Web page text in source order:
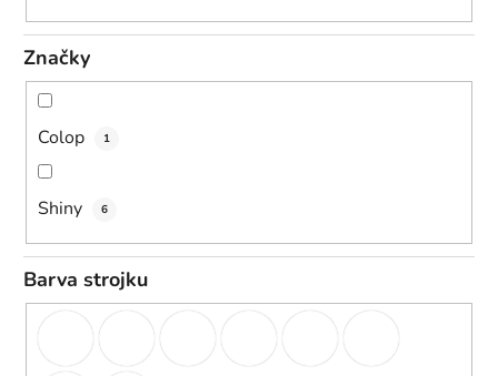
ůZnačky
Colop 1
Shiny 6
Barva strojku